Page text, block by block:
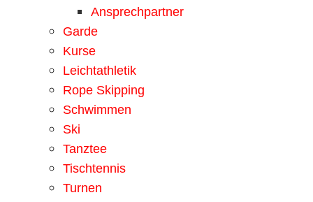
Ansprechpartner
Garde
Kurse
Leichtathletik
Rope Skipping
Schwimmen
Ski
Tanztee
Tischtennis
Turnen